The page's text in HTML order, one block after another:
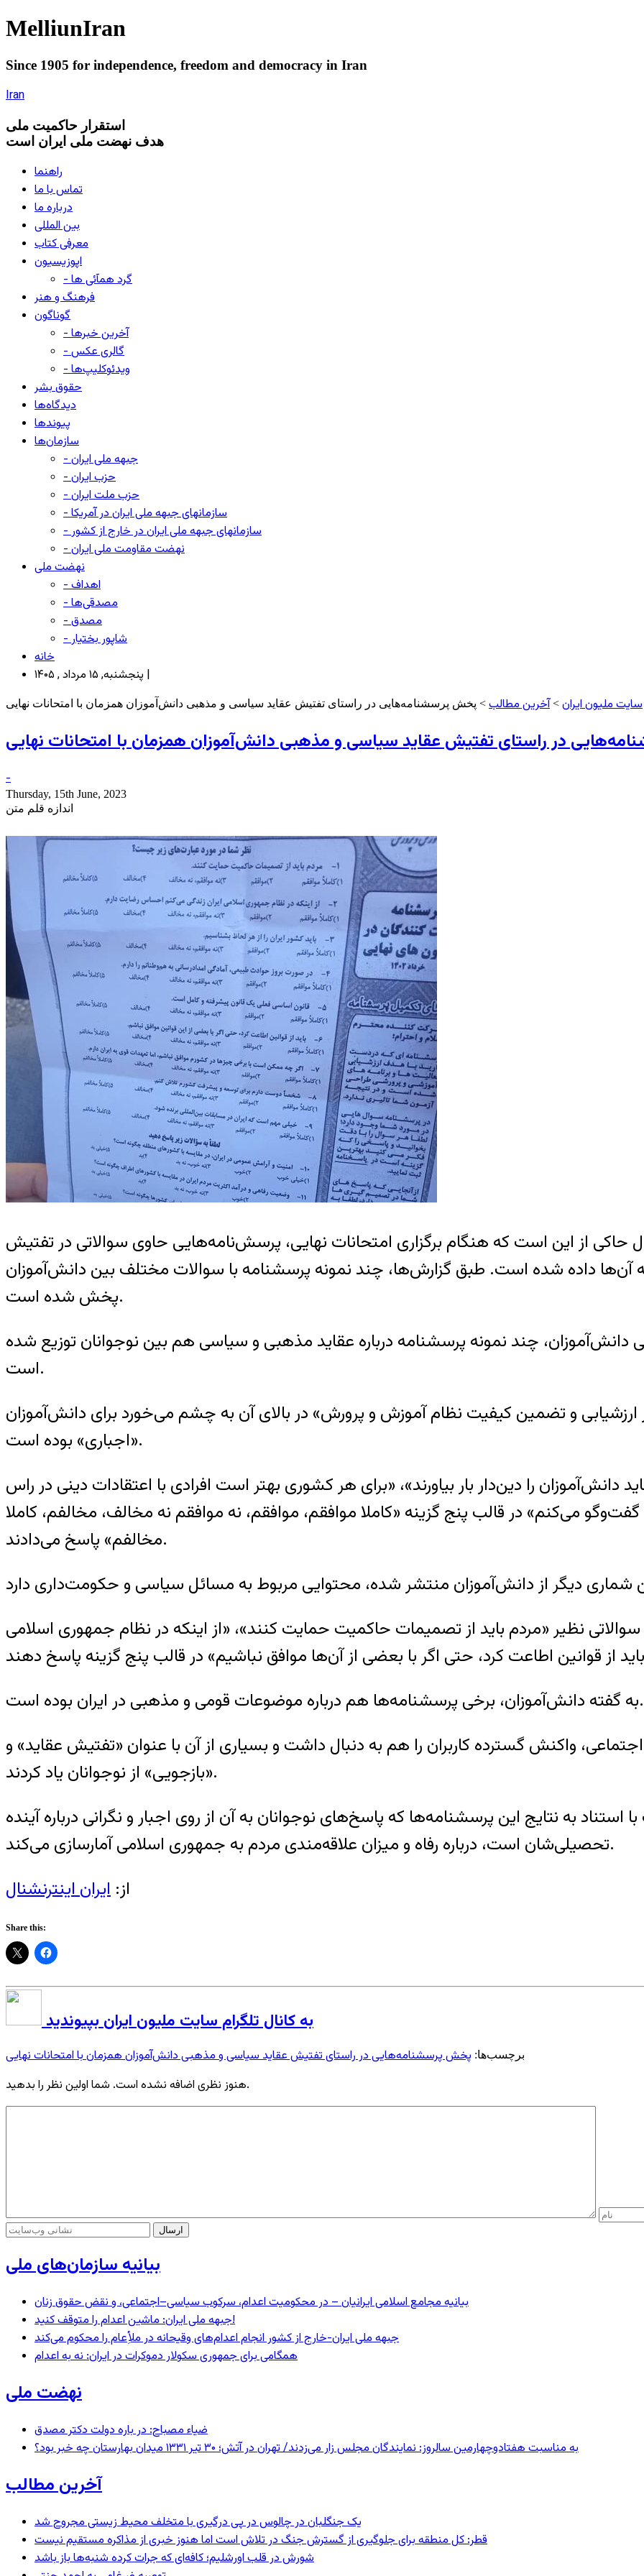
MelliunIran
Since 1905 for independence, freedom and democracy in Iran
Iran
استقرار حاکميت ملی
هدف نهضت ملی ایران است
راهنما
تماس با ما
درباره ما
بین المللی
معرفی کتاب
اپوزیسیون
- گرد همآئی ها
فرهنگ و هنر
گوناگون
- آخرین خبرها
- گالری عکس
- ویدئوکلیپ‌ها
حقوق بشر
دیدگاه‌ها
پیوندها
سازمان‌ها
- جبهه ملی ایران
- حزب ایران
- حزب ملت ایران
- سازمانهای جبهه ملی ایران در آمریکا
- سازمانهای جبهه ملی ایران در خارج از کشور
- نهضت مقاومت ملی ایران
نهضت ملی
- اهداف
- مصدقی‌ها
- مصدق
- شاپور بختیار
خانه
پنجشنبه, ۱۵ مرداد , ۱۴۰۵ |
سایت ملیون ایران >آخرین مطالب > پخش پرسشنامه‌هایی در راستای تفتیش عقاید سیاسی و مذهبی دانش‌آموزان همزمان با امتحانات نهایی
در راستای تفتیش عقاید سیاسی و مذهبی دانش‌آموزان همزمان با امتحانات نهایی
-
Thursday, 15th June, 2023
اندازه قلم متن
حاکی از این است که هنگام برگزاری امتحانات نهایی، پرسش‌نامه‌هایی حاوی سوالاتی در تفتیش
آن‌ها داده شده است. طبق گزارش‌ها، چند نمونه پرسشنامه با سوالات مختلف بین دانش‌آموزان
پخش شده است.
چند نمونه پرسشنامه درباره عقاید مذهبی و سیاسی هم بین نوجوانان توزیع شده
است.
ارزشیابی و تضمین کیفیت نظام آموزش و پرورش» در بالای آن به چشم می‌خورد برای دانش‌آموزان
«اجباری» بوده است.
دانش‌آموزان را دین‌دار بار بیاورند»، «برای هر کشوری بهتر است افرادی با اعتقادات دینی در راس
گفت‌وگو می‌کنم» در قالب پنج گزینه «کاملا موافقم، موافقم، نه موافقم نه مخالف، مخالفم، کاملا
مخالفم» پاسخ می‌دادند.
نظیر «مردم باید از تصمیمات حاکمیت حمایت کنند»، «از اینکه در نظام جمهوری اسلامی
به گفته دانش‌آموزان، ‌برخی پرسشنامه‌ها هم درباره موضوعات قومی و مذهبی در ایران بوده است.
واکنش گسترده کاربران را هم به دنبال داشت و بسیاری از آن با عنوان «تفتیش عقاید» و
«بازجویی» از نوجوانان یاد کردند.
به نتایج این پرسشنامه‌ها که پاسخ‌های نوجوانان به آن از روی اجبار و نگرانی درباره آینده
تحصیلی‌شان است، درباره رفاه و میزان علاقه‌مندی مردم به جمهوری اسلامی آمارسازی می‌کند.
از: ایران اینترنشنال
Share this:
به کانال تلگرام سایت ملیون ایران بپیوندید
برچسب‌ها: پخش پرسشنامه‌هایی در راستای تفتیش عقاید سیاسی و مذهبی دانش‌آموزان همزمان با امتحانات نهایی
هنوز نظری اضافه نشده است. شما اولین نظر را بدهید.
بیانیه سازمان‌های ملی
بیانیه مجامع اسلامی ایرانیان – در محکومیت اعدام، سرکوب سیاسی–اجتماعی، و نقض حقوق زنان
جبهه ملی ایران: ماشین اعدام را متوقف کنید!
جبهه ملی ایران-خارج از کشور انجام اعدام‌های وقیحانه در ملأِعام را محکوم می‌کند
همگامی برای جمهوری سکولار دموکرات در ایران: نه به اعدام
نهضت ملی
ضیاء مصباح: در باره دولت دکتر مصدق
به مناسبت هفتادوچهارمین سالروز: نمایندگان مجلس زار می‌زدند/ تهران در آتش؛ ۳۰ تیر ۱۳۳۱ میدان بهارستان چه خبر بود؟
آخرین مطالب
یک جنگلبان در چالوس در پی درگیری با متخلف محیط زیستی مجروح شد
قطر: کل منطقه برای جلوگیری از گسترش جنگ در تلاش است اما هنوز خبری از مذاکره مستقیم نیست
شورش در قلب اورشلیم؛ کافه‌ای که جرات کرده شنبه‌ها باز باشد